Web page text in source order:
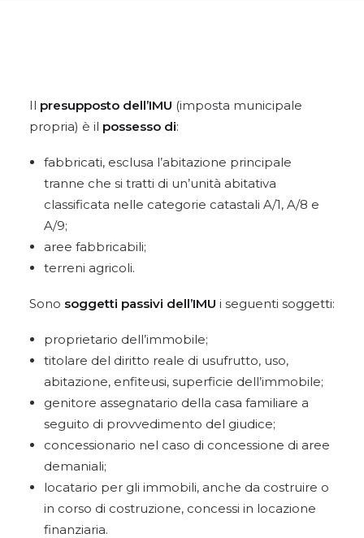
Il presupposto dell’IMU (imposta municipale
propria) è il possesso di:
fabbricati, esclusa l’abitazione principale
tranne che si tratti di un’unità abitativa
classificata nelle categorie catastali A/1, A/8 e
A/9;
aree fabbricabili;
terreni agricoli.
Sono soggetti passivi dell’IMU i seguenti soggetti:
proprietario dell’immobile;
titolare del diritto reale di usufrutto, uso,
abitazione, enfiteusi, superficie dell’immobile;
genitore assegnatario della casa familiare a
seguito di provvedimento del giudice;
concessionario nel caso di concessione di aree
demaniali;
locatario per gli immobili, anche da costruire o
in corso di costruzione, concessi in locazione
finanziaria.